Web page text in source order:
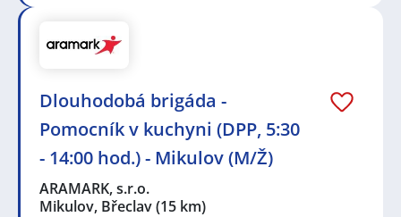
Dlouhodobá brigáda -
Pomocník v kuchyni (DPP, 5:30
- 14:00 hod.) - Mikulov (M/Ž)
ARAMARK, s.r.o.
Mikulov, Břeclav(15 km)